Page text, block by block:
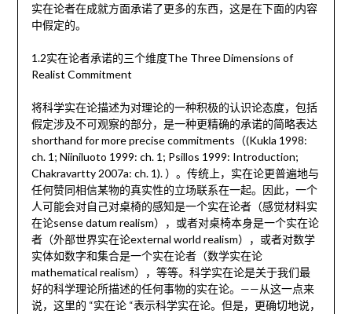
实在论者在成就方面承诺了更多的东西，这是在下面的内容
中假定的。
1.2实在论者承诺的三个维度The Three Dimensions of
Realist Commitment
将科学实在论描述为对理论的一种积极的认识论态度，包括
假定涉及不可观察的部分，是一种更精确的承诺的简略表达
shorthand for more precise commitments（(Kukla 1998:
ch. 1; Niiniluoto 1999: ch. 1; Psillos 1999: Introduction;
Chakravartty 2007a: ch. 1). ）。传统上，实在论更普遍地与
任何赞同相信某物的真实性的立场联系在一起。因此，一个
人可能会对自己对桌椅的感知是一个实在论者（感觉材料实
在论sense datum realism），或者对桌椅本身是一个实在论
者（外部世界实在论external world realism），或者对数学
实体如数字和集合是一个实在论者（数学实在论
mathematical realism），等等。科学实在论是关于我们最
好的科学理论所描述的任何事物的实在论。——从这一点来
说，这里的 “实在论 “表示科学实在论。但是，更确切地说，